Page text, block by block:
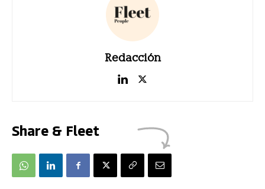
Redacción
Share & Fleet